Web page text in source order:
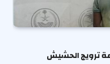
ترويج الحشيش